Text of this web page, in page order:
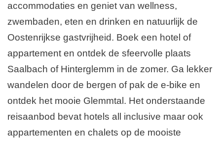
accommodaties en geniet van wellness,
zwembaden, eten en drinken en natuurlijk de
Oostenrijkse gastvrijheid. Boek een hotel of
appartement en ontdek de sfeervolle plaats
Saalbach of Hinterglemm in de zomer. Ga lekker
wandelen door de bergen of pak de e-bike en
ontdek het mooie Glemmtal. Het onderstaande
reisaanbod bevat hotels all inclusive maar ook
appartementen en chalets op de mooiste